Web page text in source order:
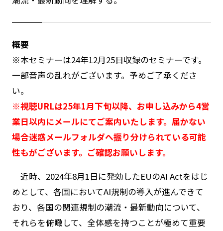
概要
※本セミナーは24年12月25日収録のセミナーです。
一部音声の乱れがございます。予めご了承くださ
い。
※視聴URLは25年1月下旬以降、お申し込みから4営
業日以内にメールにてご案内いたします。届かない
場合迷惑メールフォルダへ振り分けられている可能
性もがございます。ご確認お願いします。
近時、2024年8月1日に発効したEUのAI Actをはじ
めとして、各国においてAI規制の導入が進んできて
おり、各国の関連規制の潮流・最新動向について、
それらを俯瞰して、全体感を持つことが極めて重要